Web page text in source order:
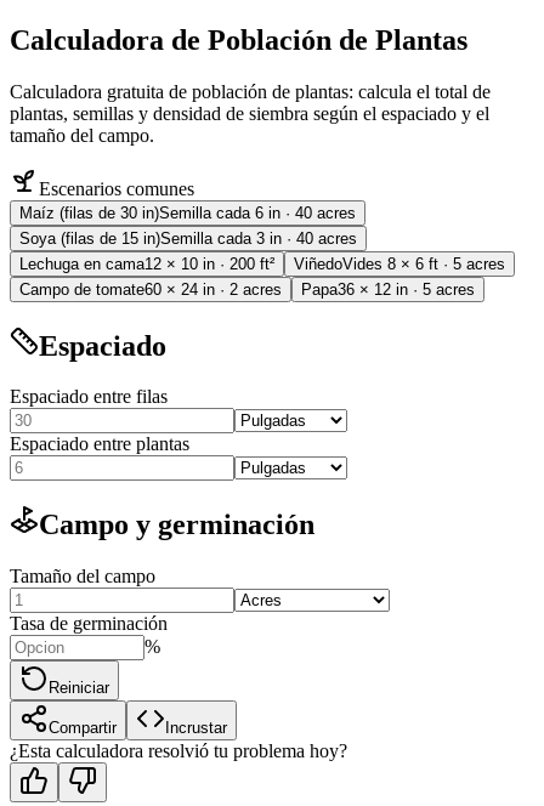
Calculadora de Población de Plantas
Calculadora gratuita de población de plantas: calcula el total de
plantas, semillas y densidad de siembra según el espaciado y el
tamaño del campo.
Escenarios comunes
Maíz (filas de 30 in)Semilla cada 6 in · 40 acres
Soya (filas de 15 in)Semilla cada 3 in · 40 acres
Lechuga en cama12 × 10 in · 200 ft² ViñedoVides 8 × 6 ft · 5 acres
Campo de tomate60 × 24 in · 2 acres Papa36 × 12 in · 5 acres
Espaciado
Espaciado entre filas
Espaciado entre plantas
Campo y germinación
Tamaño del campo
Tasa de germinación
%
Reiniciar
Compartir Incrustar
¿Esta calculadora resolvió tu problema hoy?